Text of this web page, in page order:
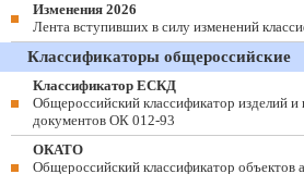
Изменения 2026
Лента вступивших в силу изменений
Классификаторы общероссийские
Классификатор ЕСКД
Общероссийский классификатор изделий и
документов ОК 012-93
ОКАТО
Общероссийский классификатор объектов